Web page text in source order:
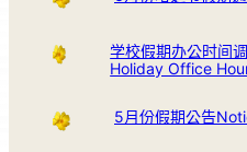
学校假期办公时间
Holiday Office
5月份假期公告